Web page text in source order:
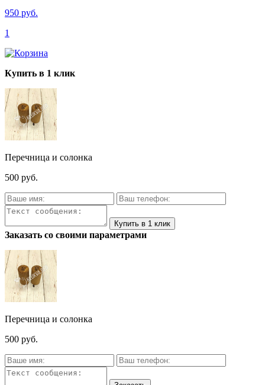
950 руб.
1
Купить в 1 клик
Перечница и солонка
500 руб.
Заказать со своими параметрами
Перечница и солонка
500 руб.